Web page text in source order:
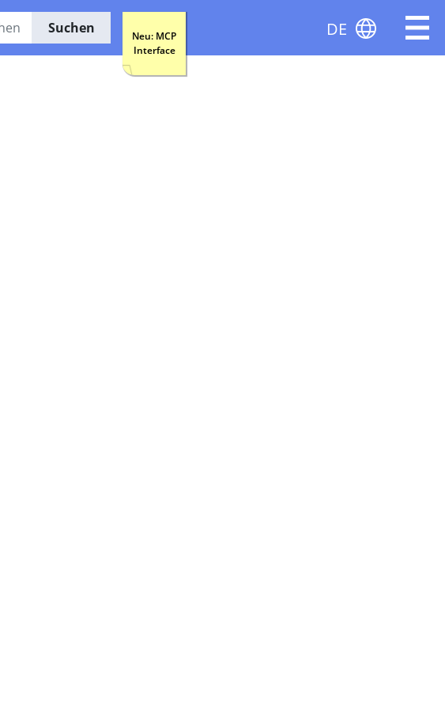
Suchen
Neu: MCP
Interface
DE